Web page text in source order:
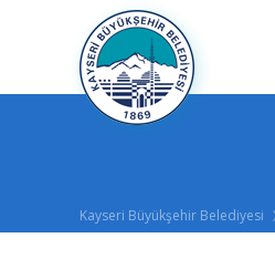
Kayseri Büyükşehir Belediyesi